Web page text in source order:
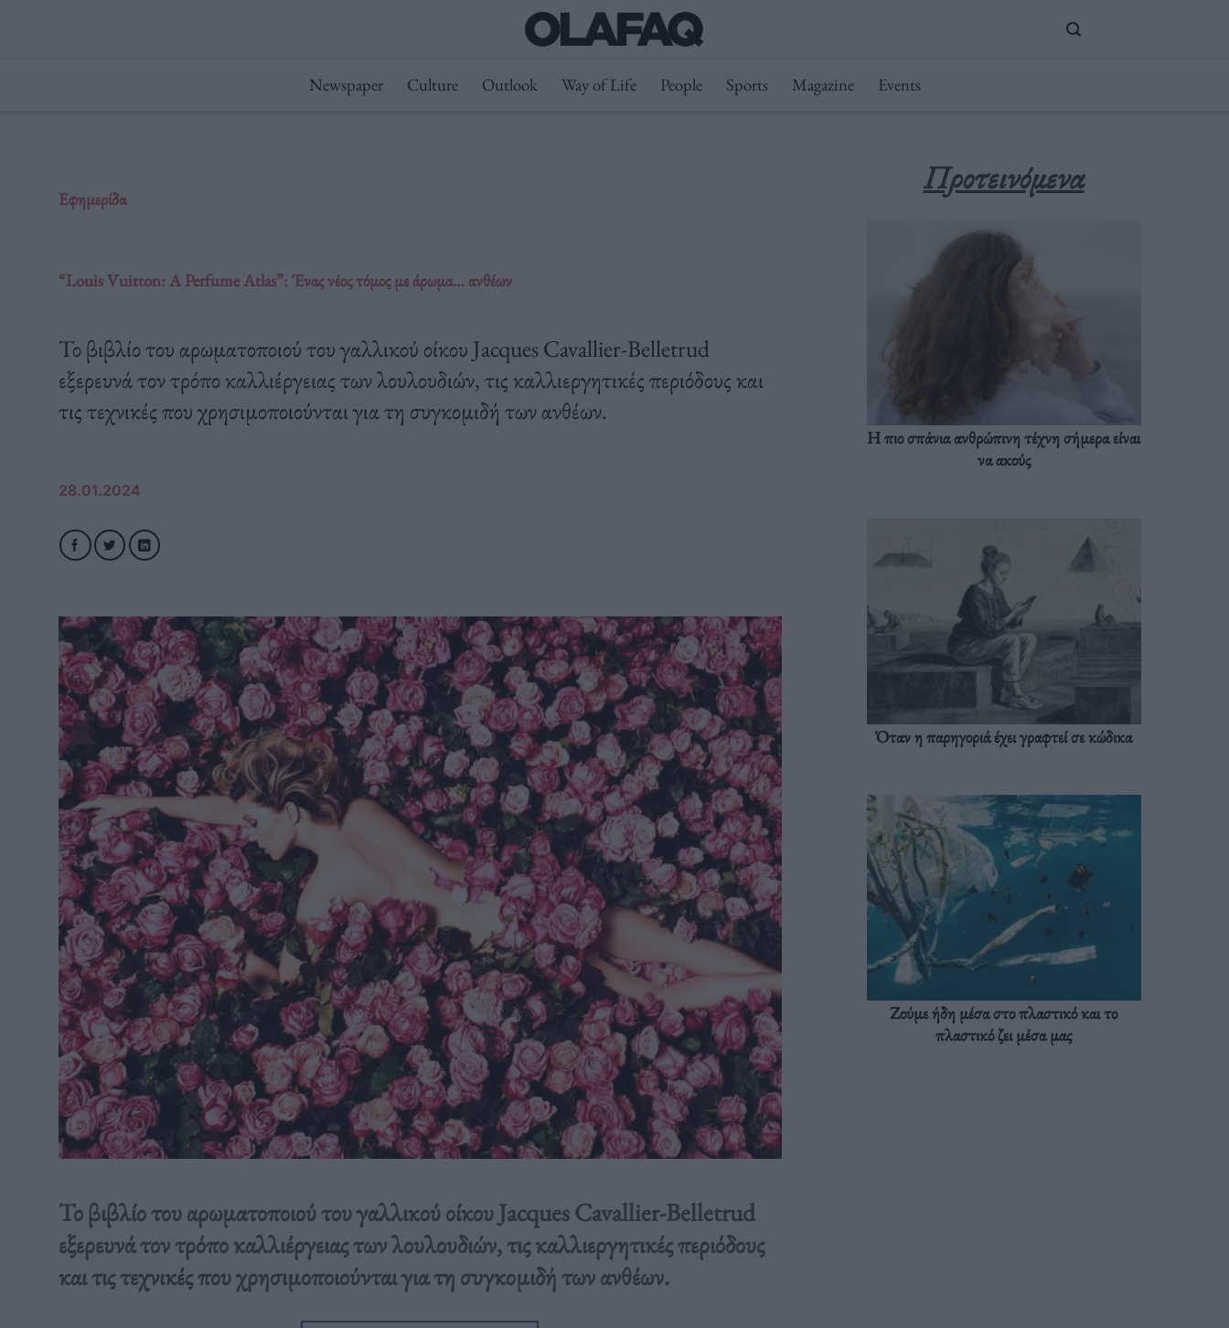
Newspaper Culture Outlook Way of Life People Sports Magazine Events
Εφημερίδα
“Louis Vuitton: A Perfume Atlas”: Ένας νέος τόμος με άρωμα… ανθέων
Το βιβλίο του αρωματοποιού του γαλλικού οίκου Jacques Cavallier-Belletrud
εξερευνά τον τρόπο καλλιέργειας των λουλουδιών, τις καλλιεργητικές περιόδους και
τις τεχνικές που χρησιμοποιούνται για τη συγκομιδή των ανθέων.
28.01.2024
Το βιβλίο του αρωματοποιού του γαλλικού οίκου Jacques Cavallier-Belletrud
εξερευνά τον τρόπο καλλιέργειας των λουλουδιών, τις καλλιεργητικές περιόδους
και τις τεχνικές που χρησιμοποιούνται για τη συγκομιδή των ανθέων.
Προτεινόμενα
Η πιο σπάνια ανθρώπινη τέχνη σήμερα είναι
να ακούς
Όταν η παρηγοριά έχει γραφτεί σε κώδικα
Ζούμε ήδη μέσα στο πλαστικό και το
πλαστικό ζει μέσα μας